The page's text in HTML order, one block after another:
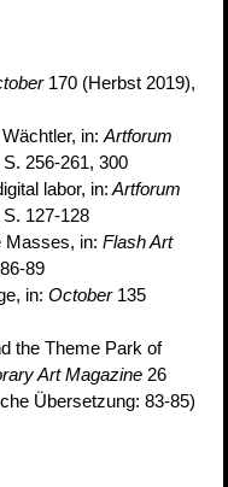
170 (Herbst 2019),
in: Artforum
256-261, 300
labor, in: Artforum
127-128
Masses, in: Flash Art
89
in: October135
the Theme Park of
Art Magazine 26
Übersetzung: 83-85)